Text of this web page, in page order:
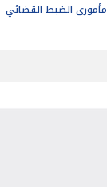
مأمورى الضبط القضائي